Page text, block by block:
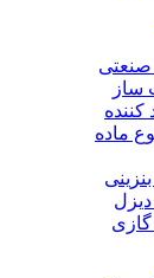
صنعتی
ساز
کننده
ماده
گازی